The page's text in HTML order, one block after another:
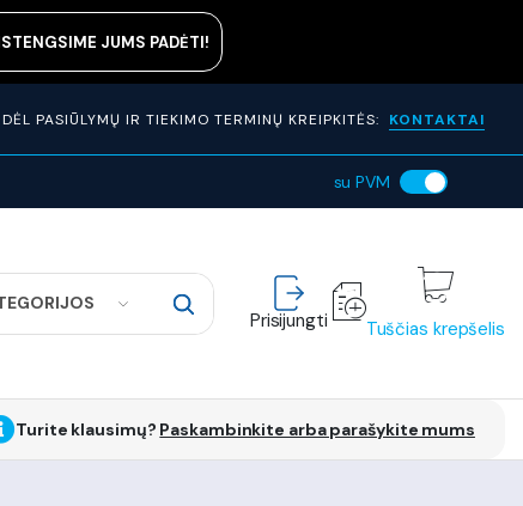
JUMS PADĖTI!
DĖL PASIŪLYMŲ IR TIEKIMO TERMINŲ KREIPKITĖS: KONTAKTAI
su PVM
Prisijungti Tuščias krepšelis
Turite klausimų? Paskambinkite arba parašykite mums